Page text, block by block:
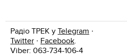
Радіо ТРЕК уTelegram ·
Twitter · Facebook.
Viber: 063-734-106-4